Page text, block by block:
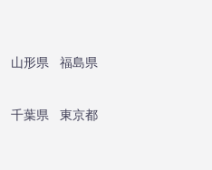
山形県
福島県
千葉県
東京都